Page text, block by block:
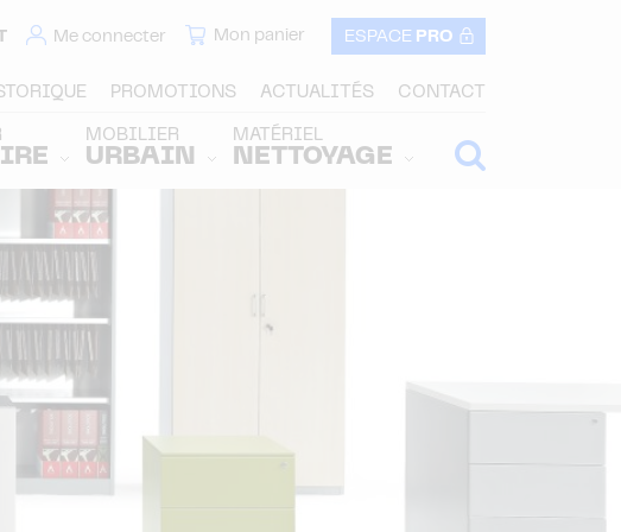
Me connecter Mon panier ESPACE PRO
PROMOTIONS ACTUALITÉS CONTACT
MOBILIER
URBAIN
MATÉRIEL
NETTOYAGE